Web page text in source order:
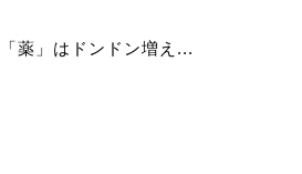
「薬」はドンドン増え...